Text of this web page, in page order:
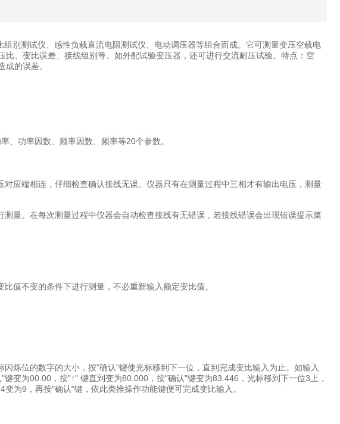
别测试仪、感性负载直流电阻测试仪、电动调压器等组合而成。它可测量变压空载电
、变比误差、接线组别等。如外配试验变压器，还可进行交流耐压试验。特点：空
的误差。
、功率因数、频率因数、频率等20个参数。
应端相连，仔细检查确认接线无误。仪器只有在测量过程中三相才有输出电压，测量
量。在每次测量过程中仪器会自动检查接线有无错误，若接线错误会出现错误提示菜
值不变的条件下进行测量，不必重新输入额定变比值。
烁位的数字的大小，按"确认"键使光标移到下一位，直到完成变比输入为止。如输入
变为00.00，按"↑" 键直到变为80.000，按"确认"键变为83.446，光标移到下一位3上，
为9，再按"确认"键，依此类推操作功能键便可完成变比输入。